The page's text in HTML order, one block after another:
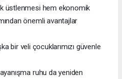
üstlenmesi hem ekonomik
önemli avantajlar
bir veli çocuklarımızı güvenle
ruhu da yeniden